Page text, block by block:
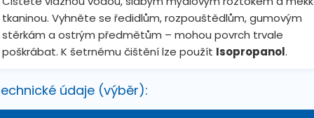
tkaninou. Vyhněte se ředidlům, rozpouštědlům, gumovým
stěrkám a ostrým předmětům – mohou povrch trvale
poškrábat. K šetrnému čištění lze použít Isopropanol.
údaje (výběr):